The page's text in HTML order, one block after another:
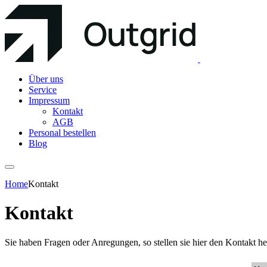
Über uns
Service
Impressum
Kontakt
AGB
Personal bestellen
Blog
HomeKontakt
Kontakt
Sie haben Fragen oder Anregungen, so stellen sie hier den Kontakt